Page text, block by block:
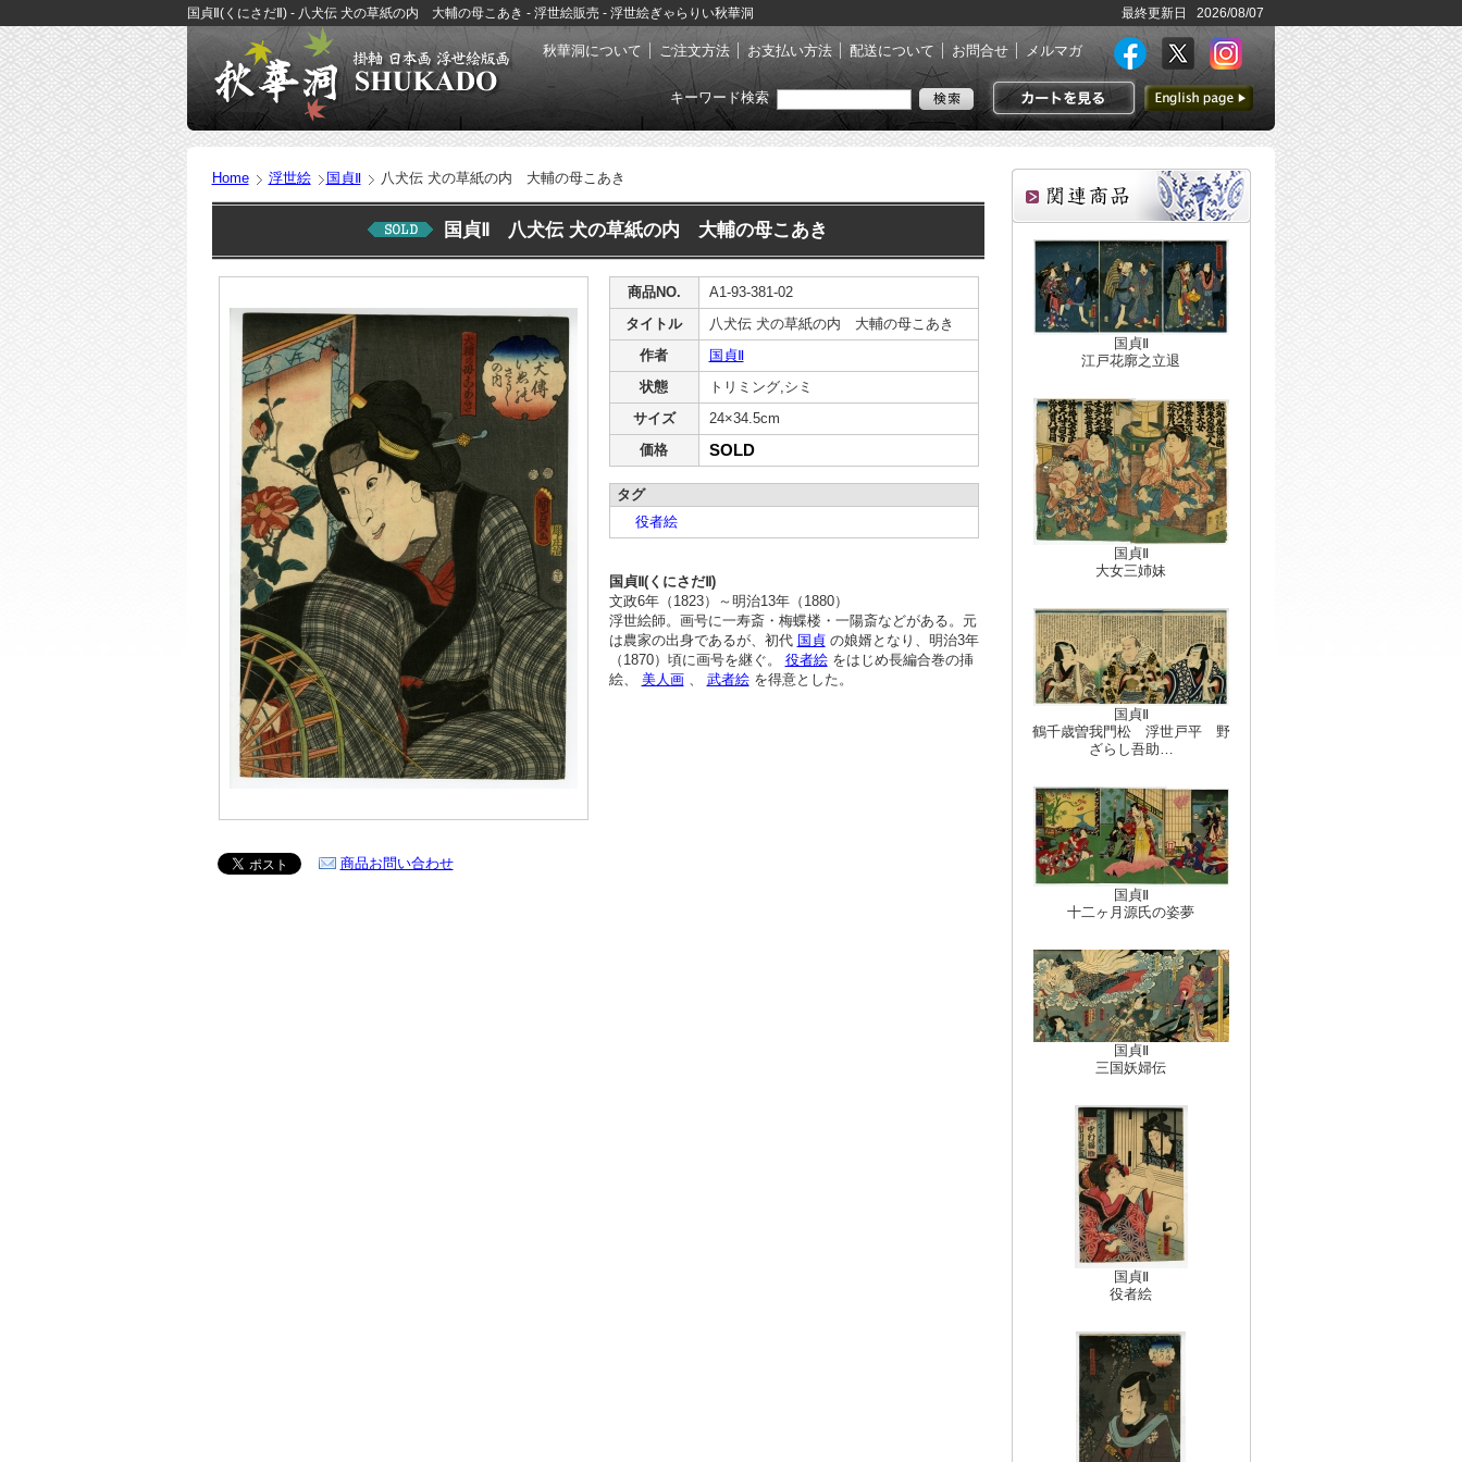
国貞Ⅱ(くにさだⅡ) - 八犬伝 犬の草紙の内 大輔の母こあき - 浮世絵販売 - 浮世絵ぎゃらりい秋華洞 最終更新日 2026/08/07
秋華洞について ご注文方法 お支払い方法 配送について お問合せ メルマガ
カートを見る
英語ページへ
キーワード検索
Home 浮世絵 国貞Ⅱ 八犬伝 犬の草紙の内 大輔の母こあき
国貞Ⅱ 八犬伝 犬の草紙の内 大輔の母こあき
商品お問い合わせ
商品NO.
A1-93-381-02
タイトル
八犬伝 犬の草紙の内 大輔の母こあき
作者
国貞Ⅱ
状態
トリミング,シミ
サイズ
24×34.5cm
価格
SOLD
タグ
役者絵
国貞Ⅱ(くにさだⅡ)
文政6年（1823）～明治13年（1880）
浮世絵師。画号に一寿斎・梅蝶楼・一陽斎などがある。元
は農家の出身であるが、初代 国貞の娘婿となり、明治3年
（1870）頃に画号を継ぐ。 役者絵をはじめ長編合巻の挿
絵、 美人画、 武者絵を得意とした。
国貞Ⅱ
江戸花廓之立退
国貞Ⅱ
大女三姉妹
国貞Ⅱ
鶴千歳曽我門松 浮世戸平 野
ざらし吾助…
国貞Ⅱ
十二ヶ月源氏の姿夢
国貞Ⅱ
三国妖婦伝
国貞Ⅱ
役者絵